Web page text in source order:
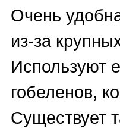
Очень
из-за
Используют
гобеленов,
Существует